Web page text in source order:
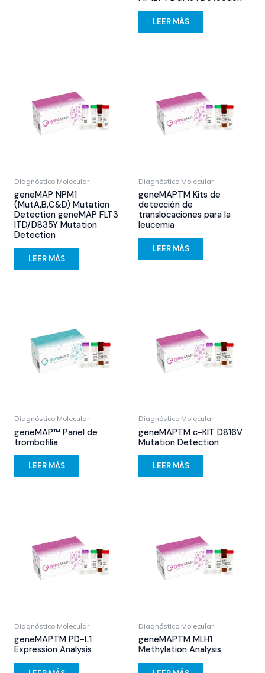
LEER MÁS
Diagnóstico Molecular
geneMAP NPM1
(MutA,B,C&D) Mutation
Detection geneMAP FLT3
ITD/D835Y Mutation
Detection
LEER MÁS
Diagnóstico Molecular
geneMAPTM Kits de
detección de
translocaciones para la
leucemia
LEER MÁS
Diagnóstico Molecular
geneMAP™ Panel de
trombofilia
LEER MÁS
Diagnóstico Molecular
geneMAPTM c-KIT D816V
Mutation Detection
LEER MÁS
Diagnóstico Molecular
geneMAPTM PD-L1
Expression Analysis
Diagnóstico Molecular
geneMAPTM MLH1
Methylation Analysis